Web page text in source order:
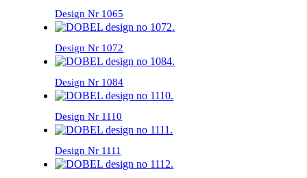
Design Nr 1065
Design Nr 1072
Design Nr 1084
Design Nr 1110
Design Nr 1111